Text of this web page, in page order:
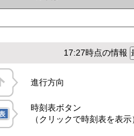
17:27時点の情報
進行方向
時刻表ボタン
（クリックで時刻表を表示